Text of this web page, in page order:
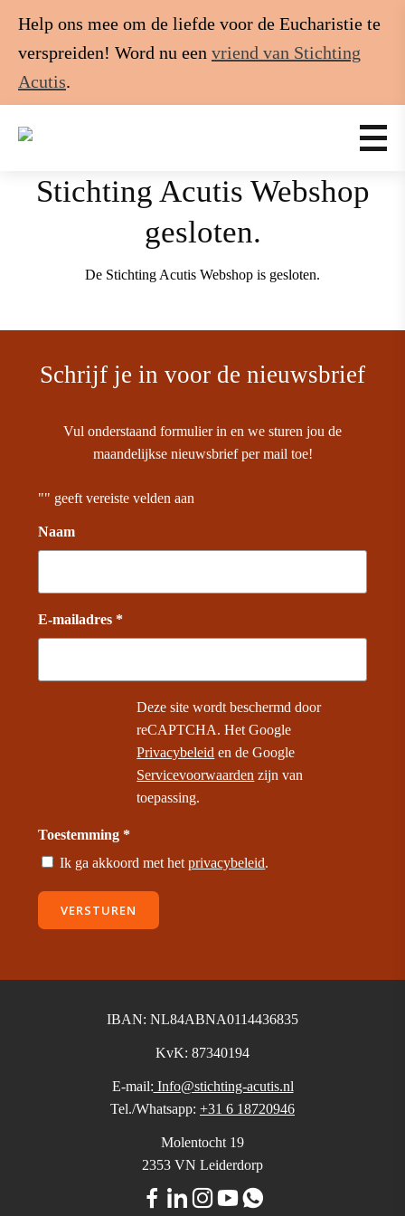
Help ons mee om de liefde voor de Eucharistie te
verspreiden! Word nu een vriend van Stichting
Acutis.
Stichting Acutis Webshop
gesloten.
De Stichting Acutis Webshop is gesloten.
Schrijf je in voor de nieuwsbrief
Vul onderstaand formulier in en we sturen jou de
maandelijkse nieuwsbrief per mail toe!
"" geeft vereiste velden aan
Naam
E-mailadres *
Deze site wordt beschermd door
reCAPTCHA. Het Google
Privacybeleid en de Google
Servicevoorwaarden zijn van
toepassing.
Toestemming *
Ik ga akkoord met hetprivacybeleid.
VERSTUREN
IBAN: NL84ABNA0114436835
KvK: 87340194
E-mail: Info@stichting-acutis.nl
Tel./Whatsapp: +31 6 18720946
Molentocht 19
2353 VN Leiderdorp